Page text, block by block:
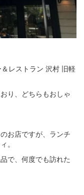
レストラン 沢村 旧軽
り、どちらもおしゃ
お店ですが、ランチ
。
で、何度でも訪れた